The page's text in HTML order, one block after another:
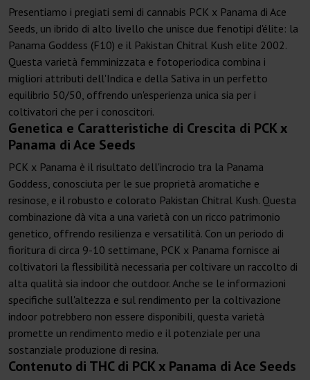
Presentiamo i pregiati semi di cannabis PCK x Panama di Ace
Seeds, un ibrido di alto livello che unisce due fenotipi d'élite: la
Panama Goddess (F10) e il Pakistan Chitral Kush elite 2002.
Questa varietà femminizzata e fotoperiodica combina i
migliori attributi dell'Indica e della Sativa in un perfetto
equilibrio 50/50, offrendo un'esperienza unica sia per i
coltivatori che per i conoscitori.
Genetica e Caratteristiche di Crescita di PCK x
Panama di Ace Seeds
PCK x Panama è il risultato dell'incrocio tra la Panama
Goddess, conosciuta per le sue proprietà aromatiche e
resinose, e il robusto e colorato Pakistan Chitral Kush. Questa
combinazione dà vita a una varietà con un ricco patrimonio
genetico, offrendo resilienza e versatilità. Con un periodo di
fioritura di circa 9-10 settimane, PCK x Panama fornisce ai
coltivatori la flessibilità necessaria per coltivare un raccolto di
alta qualità sia indoor che outdoor. Anche se le informazioni
specifiche sull'altezza e sul rendimento per la coltivazione
indoor potrebbero non essere disponibili, questa varietà
promette un rendimento medio e il potenziale per una
sostanziale produzione di resina.
Contenuto di THC di PCK x Panama di Ace Seeds